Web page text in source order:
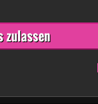
zulassen